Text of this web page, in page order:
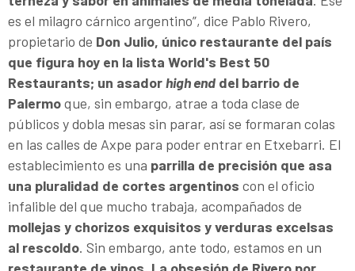
es el milagro cárnico argentino”, dice Pablo Rivero,
propietario de Don Julio, único restaurante del país
que figura hoy en la lista World's Best 50
Restaurants; un asadorhigh end del barrio de
Palermoque, sin embargo, atrae a toda clase de
públicos y dobla mesas sin parar, así se formaran colas
en las calles de Axpe para poder entrar en Etxebarri. El
establecimiento es una parrilla de precisión que asa
una pluralidad de cortes argentinos con el oficio
infalible del que mucho trabaja, acompañados de
mollejas y chorizos exquisitos y verduras excelsas
al rescoldo. Sin embargo, ante todo, estamos en un